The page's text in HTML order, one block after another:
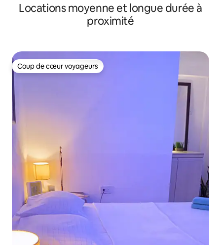
Locations moyenne et longue durée à
proximité
Coup de cœur voyageurs
Coup de cœur voyageurs